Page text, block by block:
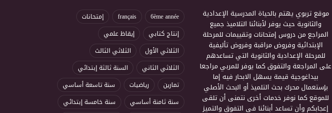
موقع تربوي يهتم بالحياة المدرسية الإعدادية
والثانوية حيث يوفر لأبنائنا التلاميذ جميع
المراجع من دروس إمتحانات وتقييمات للمرحلة
الإبتدائية وفروض مراقبة وفروض تأليفية
للمرحلة الإعدادية والثانوية التي تساعدهم
على المراجعة والتفوق كما يوفر للمربي مراجعا
بيداغوجية قيمة يسهل الابحار فيه إما
بإستعمال محرك بحث التلميذ أو البحث الأصلي
للموقع كما نوفر خدمات أخرى نتمنى أن تلقى
إعجابكم وأن تساعد أبنائنا في التفوق والتميز
6ème année
français
إمتحانات
إنتاج كتابي
إيقاظ علمي
الثلاثي الأول
الثلاثي الثالث
الثلاثي الثاني
السنة ثالثة إبتدائي
تمارين
رياضيات
سنة تاسعة أساسي
سنة ثامنة أساسي
سنة خامسة إبتدائي